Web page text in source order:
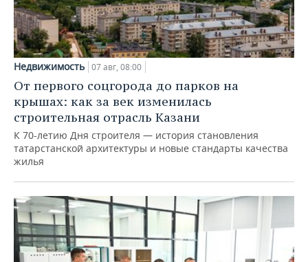
Недвижимость 07 авг, 08:00
От первого соцгорода до парков на
крышах: как за век изменилась
строительная отрасль Казани
К 70-летию Дня строителя — история становления
татарстанской архитектуры и новые стандарты качества
жилья